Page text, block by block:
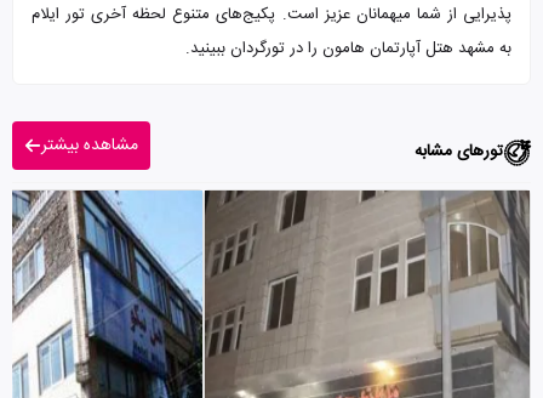
پذیرایی از شما میهمانان عزیز است. پکیج‌های متنوع لحظه آخری تور ایلام
به مشهد هتل آپارتمان هامون را در تورگردان ببینید.
تورهای مشابه مشاهده بیشتر